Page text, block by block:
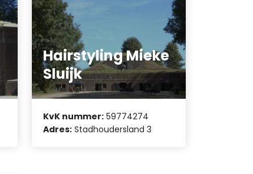
Hairstyling Mieke
Sluijk
KvK nummer: 59774274
Adres: Stadhoudersland 3